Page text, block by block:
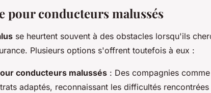
pour conducteurs malussés
se heurtent souvent à des obstacles lorsqu'ils
Plusieurs options s'offrent toutefois à eux :
conducteurs malussés : Des compagnies comme
adaptés, reconnaissant les difficultés